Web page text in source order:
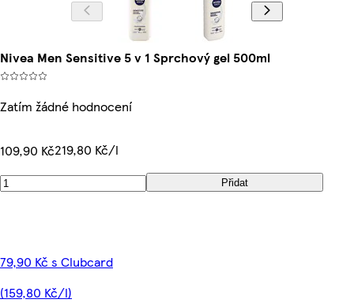
Nivea Men Sensitive 5 v 1 Sprchový gel 500ml
Zatím žádné hodnocení
109,90 Kč219,80 Kč/l
Přidat
79,90 Kč s Clubcard
(159,80 Kč/l)